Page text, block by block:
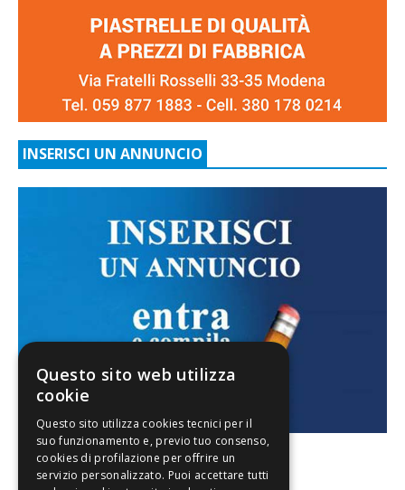
INSERISCI UN ANNUNCIO
FACEBOOK
Questo sito web utilizza
cookie